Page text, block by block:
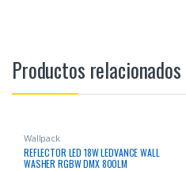
Productos relacionados
Wallpack
REFLECTOR LED 18W LEDVANCE WALL
WASHER RGBW DMX 800LM